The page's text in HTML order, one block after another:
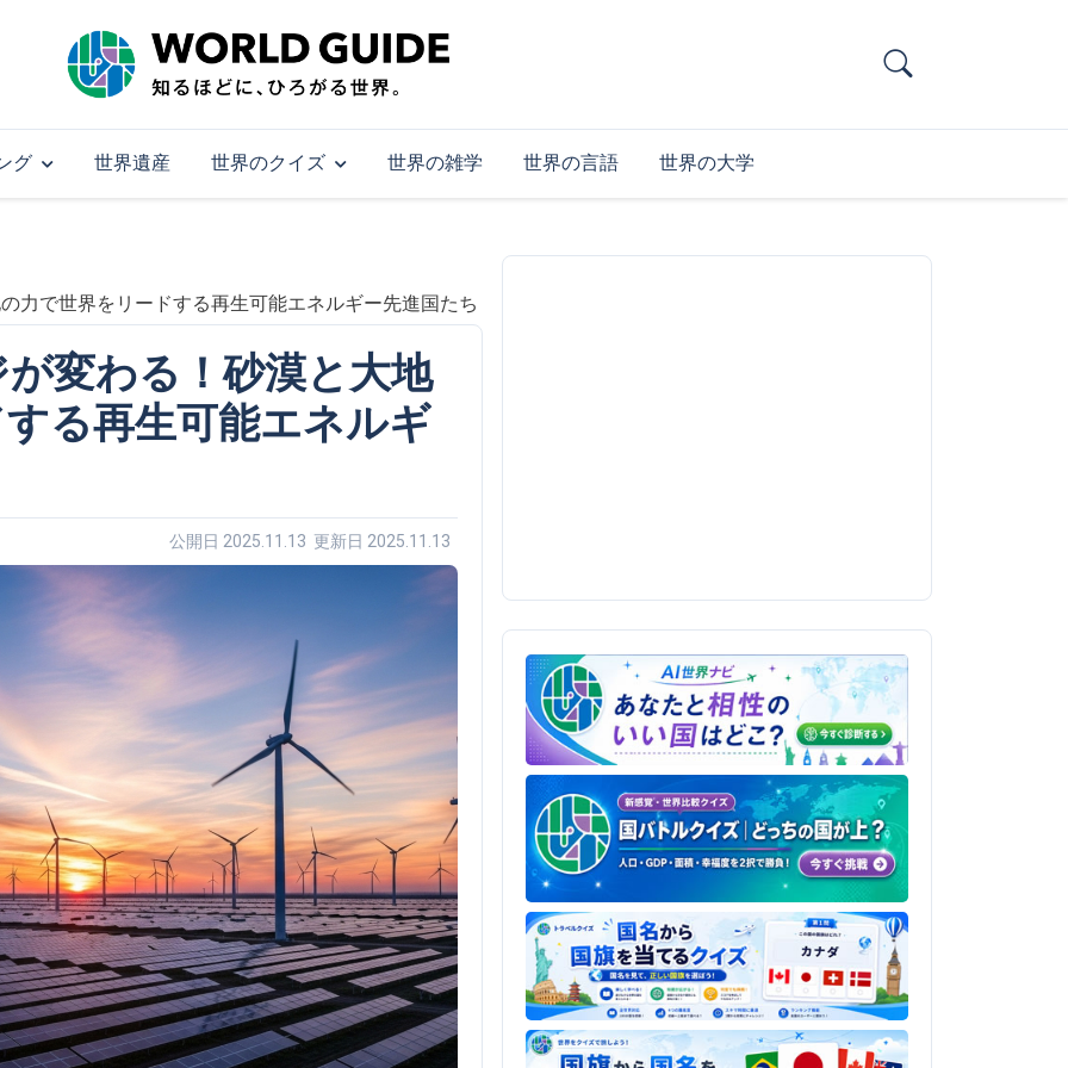
グ 世界遺産 世界のクイズ 世界の雑学 世界の言語 世界の大学
力で世界をリードする再生可能エネルギー先進国たち
変わる！砂漠と大地
る再生可能エネルギ
公開日 2025.11.13 更新日 2025.11.13